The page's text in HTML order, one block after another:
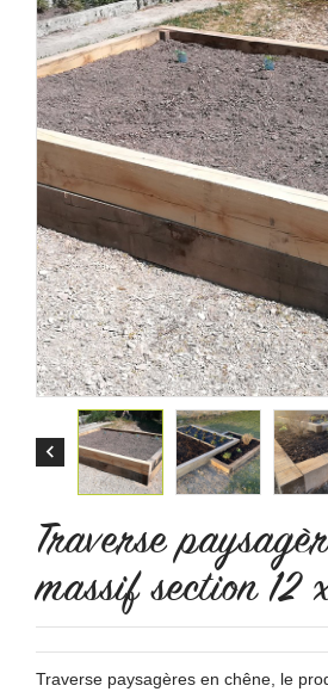

Traverse
massif section 12
Traverse paysagères en chêne, le